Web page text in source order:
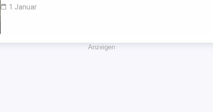
1 Januar
Anzeigen